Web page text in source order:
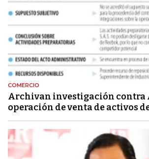
COMERCIO
Archivan investigación contra
operación de venta de activos